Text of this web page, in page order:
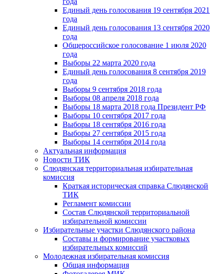
Единый день голосования 19 сентября 2021
года
Единый день голосования 13 сентября 2020
года
Общероссийское голосование 1 июля 2020
года
Выборы 22 марта 2020 года
Единый день голосования 8 сентября 2019
года
Выборы 9 сентября 2018 года
Выборы 08 апреля 2018 года
Выборы 18 марта 2018 года Президент РФ
Выборы 10 сентября 2017 года
Выборы 18 сентября 2016 года
Выборы 27 сентября 2015 года
Выборы 14 сентября 2014 года
Актуальная информация
Новости ТИК
Слюдянская территориальная избирательная
комиссия
Краткая историческая справка Слюдянской
ТИК
Регламент комиссии
Состав Слюдянской территориальной
избирательной комиссии
Избирательные участки Слюдянского района
Составы и формирование участковых
избирательных комиссий
Молодежная избирательная комиссия
Общая информация